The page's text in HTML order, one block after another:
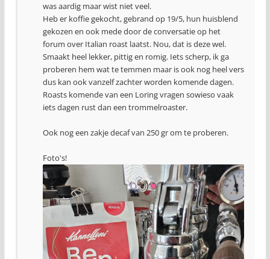
was aardig maar wist niet veel.
Heb er koffie gekocht, gebrand op 19/5, hun huisblend
gekozen en ook mede door de conversatie op het
forum over Italian roast laatst. Nou, dat is deze wel.
Smaakt heel lekker, pittig en romig. Iets scherp, ik ga
proberen hem wat te temmen maar is ook nog heel vers
dus kan ook vanzelf zachter worden komende dagen.
Roasts komende van een Loring vragen sowieso vaak
iets dagen rust dan een trommelroaster.
Ook nog een zakje decaf van 250 gr om te proberen.
Foto's!